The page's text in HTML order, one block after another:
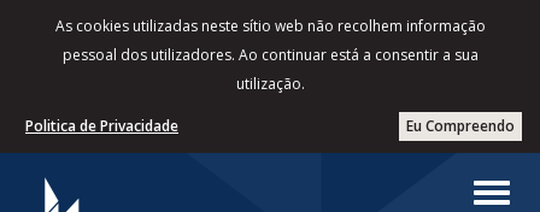
As cookies utilizadas neste sítio web não recolhem informação
pessoal dos utilizadores. Ao continuar está a consentir a sua
utilização.
Eu Compreendo
Politica de Privacidade